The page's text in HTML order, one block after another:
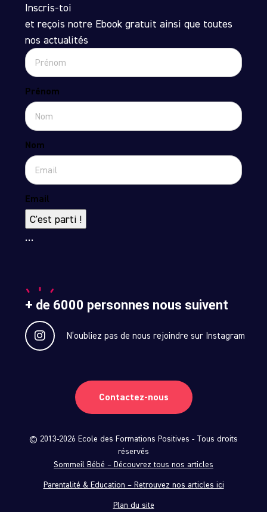
Inscris-toi
et reçois notre Ebook gratuit ainsi que toutes
nos actualités
Prénom
Nom
Email
C'est parti !
…
+ de 6000 personnes nous suivent
N’oubliez pas de nous rejoindre sur Instagram
Contactez-nous
© 2013-2026 Ecole des Formations Positives - Tous droits
réservés
Sommeil Bébé – Découvrez tous nos articles
Parentalité & Education – Retrouvez nos articles ici
Plan du site